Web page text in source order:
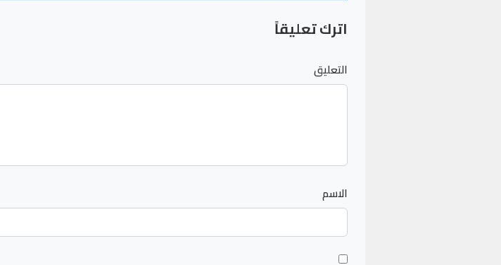
اترك تعليقاً
التعليق
الاسم